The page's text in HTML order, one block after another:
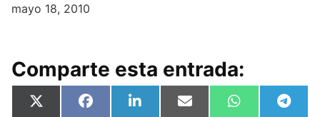
mayo 18, 2010
Comparte esta entrada:
Compartir
X
Compartir
F
Compartir
L
Compartir
E
Compartir
W
T